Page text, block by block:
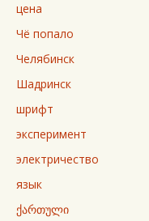
цена
Чё попало
Челябинск
Шадринск
шрифт
эксперимент
электричество
язык
ქართული